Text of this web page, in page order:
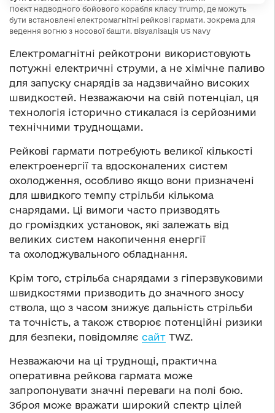
Поєкт надводного бойового корабля класу Trump, де можуть
бути встановлені електромагнітні рейкові гармати. Зокрема для
ведення вогню з носової башти. Візуалізація US Navy
Електромагнітні рейкотрони використовують
потужні електричні струми, а не хімічне паливо
для запуску снарядів за надзвичайно високих
швидкостей. Незважаючи на свій потенціал, ця
технологія історично стикалася із серйозними
технічними труднощами.
Рейкові гармати потребують великої кількості
електроенергії та вдосконалених систем
охолодження, особливо якщо вони призначені
для швидкого темпу стрільби кількома
снарядами. Ці вимоги часто призводять
до громіздких установок, які залежать від
великих систем накопичення енергії
та охолоджувального обладнання.
Крім того, стрільба снарядами з гіперзвуковими
швидкостями призводить до значного зносу
ствола, що з часом знижує дальність стрільби
та точність, а також створює потенційні ризики
для безпеки, повідомляє сайт TWZ.
Незважаючи на ці труднощі, практична
оперативна рейкова гармата може
запропонувати значні переваги на полі бою.
Зброя може вражати широкий спектр цілей